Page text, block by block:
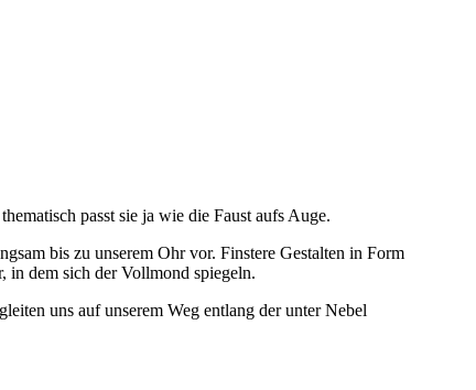
passt sie ja wie die Faust aufs Auge.
bis zu unserem Ohr vor. Finstere Gestalten in Form
in dem sich der Vollmond spiegeln.
uns auf unserem Weg entlang der unter Nebel